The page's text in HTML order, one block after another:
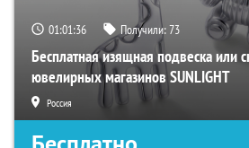
01:01:35 Получили:73
Бесплатная изящная подвеска или
ювелирных магазинов SUNLIGHT
Россия